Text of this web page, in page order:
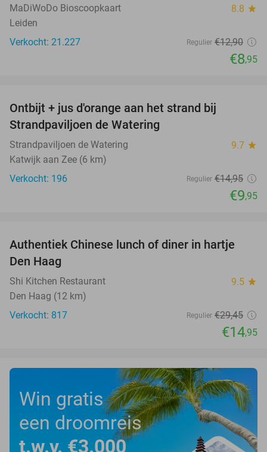
MaDiWoDo Bioscoopkaart 8.8 star
Leiden
Verkocht: 21.227
Regulier €12,90
€8,95
Ontbijt + jus d'orange aan het strand bij
Strandpaviljoen de Watering
Strandpaviljoen de Watering 9.7 star
Katwijk aan Zee (6 km)
Verkocht: 196
Regulier €14,95
€9,95
49%
Authentiek Chinese lunch of diner in hartje
Den Haag
Shi Kitchen Restaurant 9.5 star
Den Haag (12 km)
Verkocht: 817
Regulier €29,45
€14,95
Win gratis
een droomreis
t.w.v. €3.000